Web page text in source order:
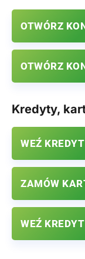
OTWÓRZ
OTWÓRZ
Kredyty,
WEŹ
ZAMÓW
WEŹ